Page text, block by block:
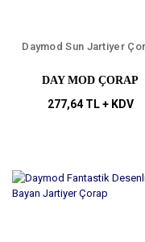
Daymod Sun Jartiyer
DAY MOD ÇORAP
277,64 TL + KDV